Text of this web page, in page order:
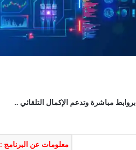
بروابط مباشرة وتدعم الإكمال التلقائي ..
معلومات عن البرنامج :